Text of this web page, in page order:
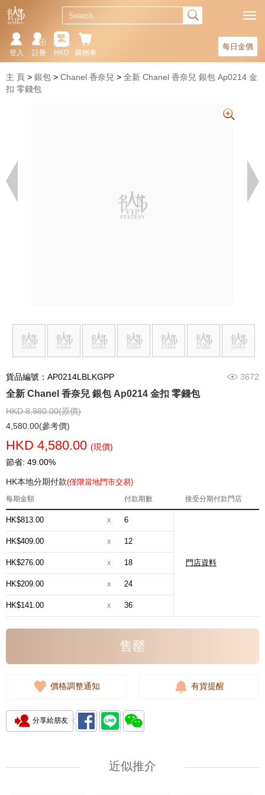
每日金價
購物車
繁
HKD
註冊
登入
主 頁 銀包 Chanel 香奈兒
全新 Chanel 香奈兒 銀包 Ap0214 金
扣 零錢包
貨品編號：AP0214LBLKGPP 3672
全新 Chanel 香奈兒 銀包 Ap0214 金扣 零錢包
HKD 8,980.00(原價)
4,580.00(參考價)
HKD 4,580.00 (現價)
節省: 49.00%
HK本地分期付款(僅限當地門市交易)
每期金額 付款期數 接受分期付款門店
HK$813.00 x 6
門店資料
HK$409.00 x 12
HK$276.00 x 18
HK$209.00 x 24
HK$141.00 x 36
售罄
價格調整通知 有貨提醒
分享給朋友
近似推介